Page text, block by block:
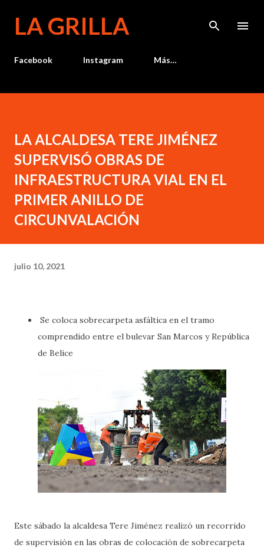
LA GRILLA
Facebook Instagram Más…
LA ALCALDESA TERE JIMÉNEZ
SUPERVISÓ OBRAS DE
INFRAESTRUCTURA VIAL EN EL
PRIMER ANILLO DE
CIRCUNVALACIÓN
julio 10, 2021
Se coloca sobrecarpeta asfáltica en el tramo
comprendido entre el bulevar San Marcos y República
de Belice
Este sábado la alcaldesa Tere Jiménez realizó un recorrido
de supervisión en las obras de colocación de sobrecarpeta